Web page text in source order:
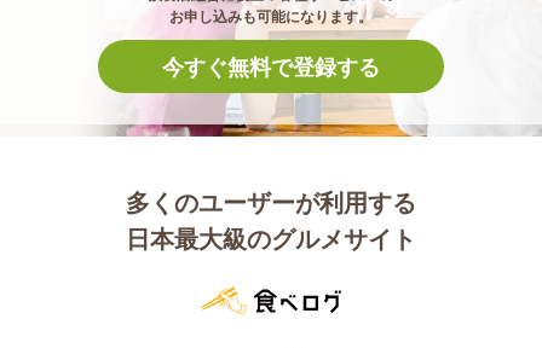
お申し込みも可能になります。
今すぐ無料で登録する
多くのユーザーが利用する
日本最大級のグルメサイト